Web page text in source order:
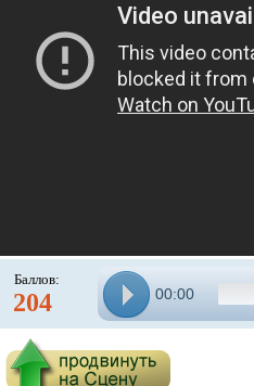
Баллов:
204 00:00